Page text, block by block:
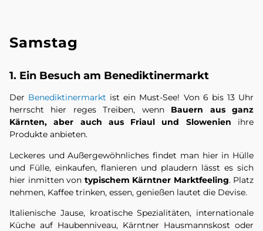
Samstag
1. Ein Besuch am Benediktinermarkt
Der Benediktinermarkt ist ein Must-See! Von 6 bis 13 Uhr
herrscht hier reges Treiben, wennBauern aus ganz
Kärnten, aber auch aus Friaul und Slowenien ihre
Produkte anbieten.
Leckeres und Außergewöhnliches findet man hier in Hülle
und Fülle, einkaufen, flanieren und plaudern lässt es sich
hier inmitten von typischem Kärntner Marktfeeling. Platz
nehmen, Kaffee trinken, essen, genießen lautet die Devise.
Italienische Jause, kroatische Spezialitäten, internationale
Küche auf Haubenniveau, Kärntner Hausmannskost oder